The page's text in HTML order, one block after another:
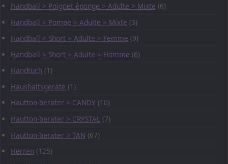
Handball > Poignet éponge > Adulte > Mixte (6)
Handball > Pompe > Adulte > Mixte (3)
Handball > Short > Adulte > Femme (9)
Handball > Short > Adulte > Homme (6)
Handtuch (1)
Haushaltsgeräte (1)
Hautton-berater > CANDY (10)
Hautton-berater > CRYSTAL (7)
Hautton-berater > TAN (67)
Herren (125)